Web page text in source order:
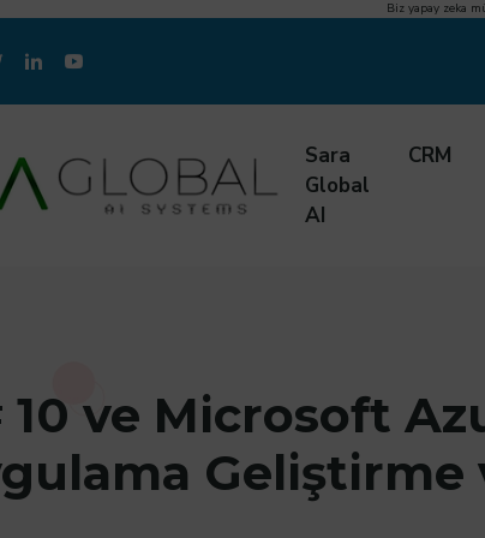
Biz yapay zeka
Sara
Global
AI
CRM
10 ve Microsoft
Geliştirme